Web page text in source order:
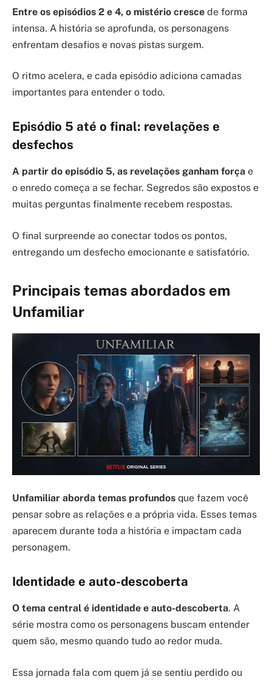
Entre os episódios 2 e 4, o mistério cresce de forma
intensa. A história se aprofunda, os personagens
enfrentam desafios e novas pistas surgem.
O ritmo acelera, e cada episódio adiciona camadas
importantes para entender o todo.
Episódio 5 até o final: revelações e
desfechos
A partir do episódio 5, as revelações ganham força e
o enredo começa a se fechar. Segredos são expostos e
muitas perguntas finalmente recebem respostas.
O final surpreende ao conectar todos os pontos,
entregando um desfecho emocionante e satisfatório.
Principais temas abordados em
Unfamiliar
Unfamiliar aborda temas profundos que fazem você
pensar sobre as relações e a própria vida. Esses temas
aparecem durante toda a história e impactam cada
personagem.
Identidade e auto-descoberta
O tema central é identidade e auto-descoberta. A
série mostra como os personagens buscam entender
quem são, mesmo quando tudo ao redor muda.
Essa jornada fala com quem já se sentiu perdido ou